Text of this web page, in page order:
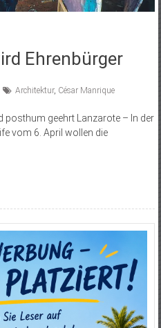
Ehrenbürger
Architektur, César Manrique
posthum geehrt Lanzarote – In der
vom 6. April wollen die